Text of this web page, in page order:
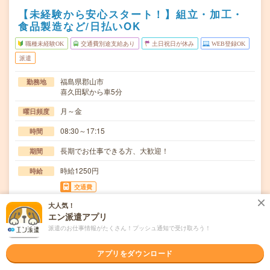
【未経験から安心スタート！】組立・加工・
食品製造など/日払いOK
職種未経験OK 交通費別途支給あり 土日祝日が休み WEB登録OK
派遣
勤務地
福島県郡山市
喜久田駅から車5分
曜日頻度 月～金
時間 08:30～17:15
期間 長期でお仕事できる方、大歓迎！
時給 時給1250円
交通費
交通費規定内支給
仕事内容
ガラス板の洗浄作業。(手順)フッ酸でガラスを洗浄→水槽
の中に漬けて洗浄→水で洗浄→エアーガンで板の水…
職種未経験OK / ブランクOK / 英語力不要
◆未経験OK！〇まずは事前登録だけでもOK！履歴書不要
大人気！
エン派遣アプリ
派遣のお仕事情報がたくさん！プッシュ通知で受け取ろう！
アプリをダウンロード